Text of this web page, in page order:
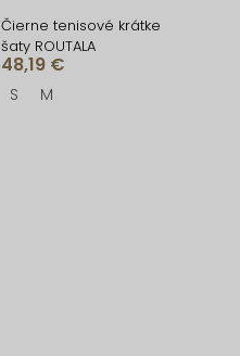
Čierne tenisové krátke
šaty ROUTALA
48,19 €
S M